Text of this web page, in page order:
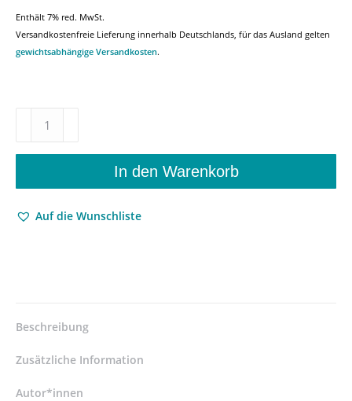
Enthält 7% red. MwSt.
Versandkostenfreie Lieferung innerhalb Deutschlands, für das Ausland gelten
gewichtsabhängige Versandkosten.
in
deutschsprachigen
–
9783826066573
978-
In den Warenkorb
Auf die Wunschliste
Beschreibung
Zusätzliche Information
Autor*innen